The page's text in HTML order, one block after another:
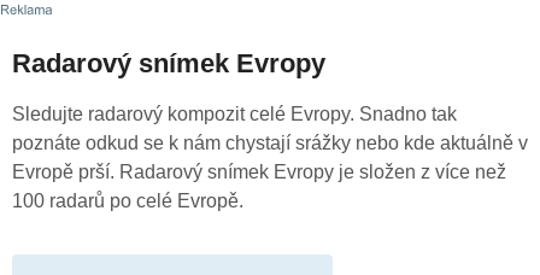
Radarový snímek Evropy
Sledujte radarový kompozit celé Evropy. Snadno tak
poznáte odkud se k nám chystají srážky nebo kde aktuálně v
Evropě prší. Radarový snímek Evropy je složen z více než
100 radarů po celé Evropě.